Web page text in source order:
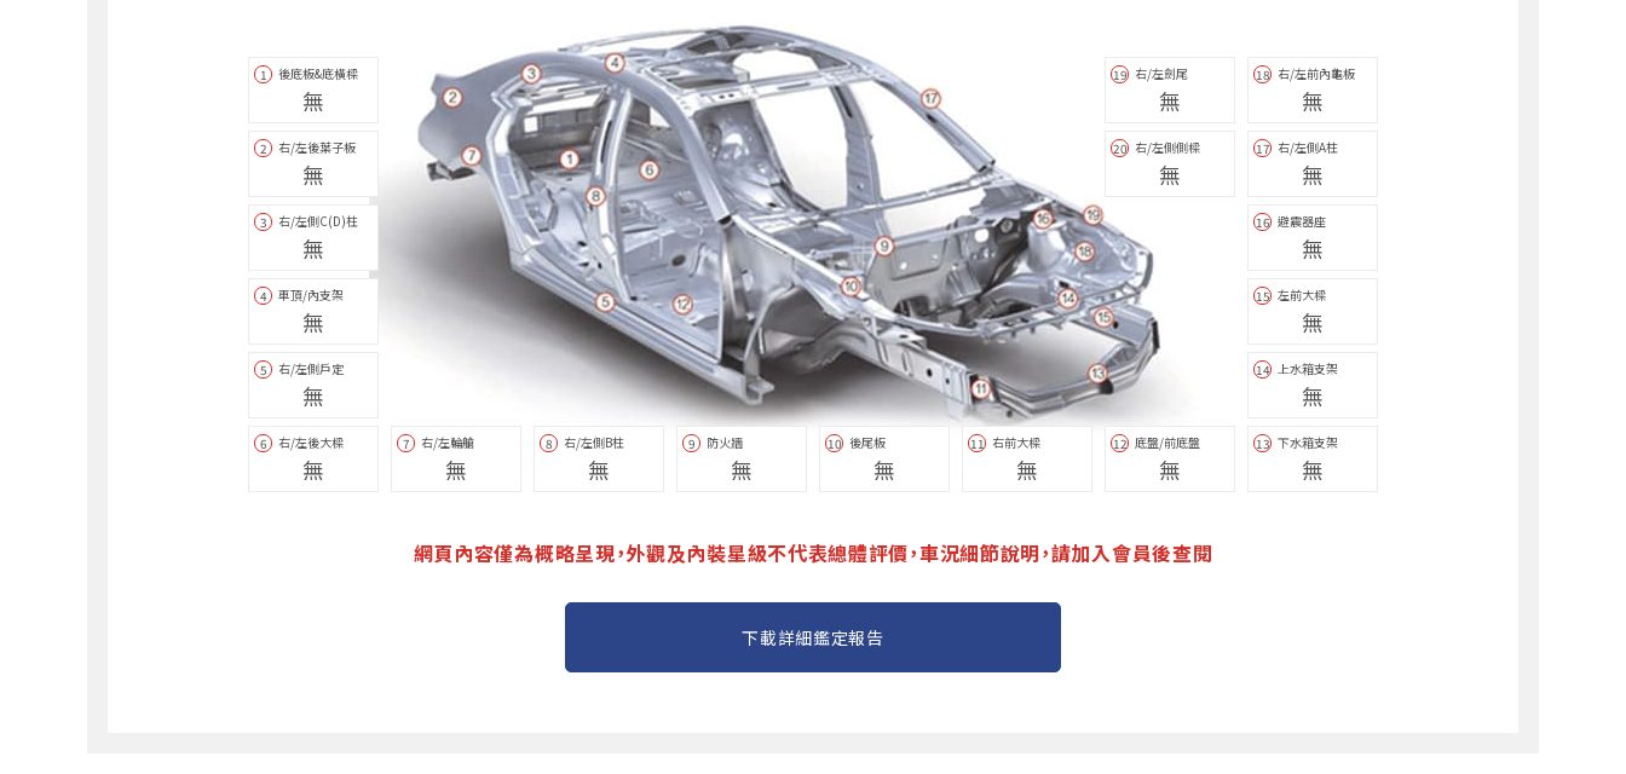
1 後底板&底橫樑
無
2 右/左後葉子板
無
3 右/左側C(D)柱
無
4 車頂/內支架
無
5 右/左側戶定
無
6 右/左後大樑
無
7 右/左輪艙
無
8 右/左側B柱
無
9 防火牆
無
10 後尾板
無
11 右前大樑
無
12 底盤/前底盤
無
13 下水箱支架
無
14 上水箱支架
無
15 左前大樑
無
16 避震器座
無
17 右/左側A柱
無
18 右/左前內龜板
無
19 右/左劍尾
無
20 右/左側側樑
無
網頁內容僅為概略呈現，外觀及內裝星級不代表總體評價，車況細節說明，請加入會員後查閱
下載詳細鑑定報告